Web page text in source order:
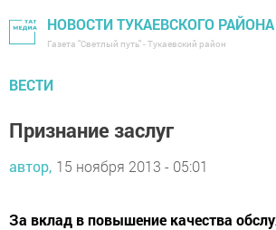
НОВОСТИ ТУКАЕВСКОГО РАЙОНА
Газета "Светлый путь" - Тукаевский район
ВЕСТИ
Признание заслуг
автор, 15 ноября 2013 - 05:01
За вклад в повышение качества